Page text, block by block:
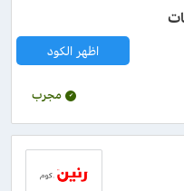
اظهر الكود
مجرب